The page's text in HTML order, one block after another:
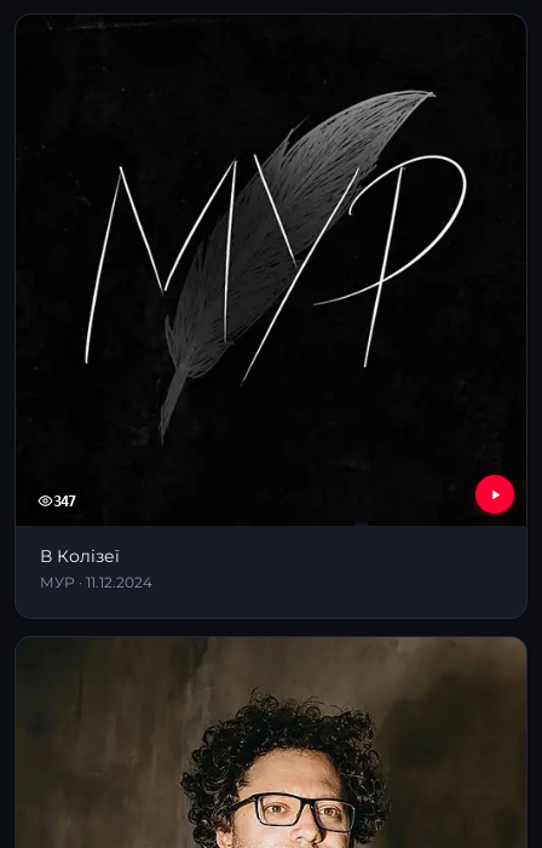
347
В Колізеї
МУР · 11.12.2024